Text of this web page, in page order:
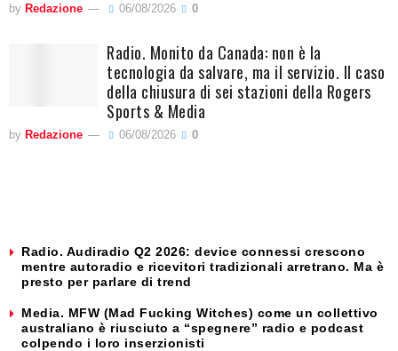
by Redazione 06/08/2026 0
Radio. Monito da Canada: non è la
tecnologia da salvare, ma il servizio. Il caso
della chiusura di sei stazioni della Rogers
Sports & Media
by Redazione 06/08/2026 0
Radio. Audiradio Q2 2026: device connessi crescono
mentre autoradio e ricevitori tradizionali arretrano. Ma è
presto per parlare di trend
Media. MFW (Mad Fucking Witches) come un collettivo
australiano è riusciuto a “spegnere” radio e podcast
colpendo i loro inserzionisti